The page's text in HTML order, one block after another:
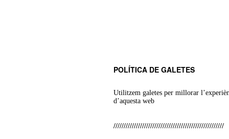
POLÍTICA DE GALETES
Utilitzem galetes per millorar
d’aquesta web
//////////////////////////////////////////////////////